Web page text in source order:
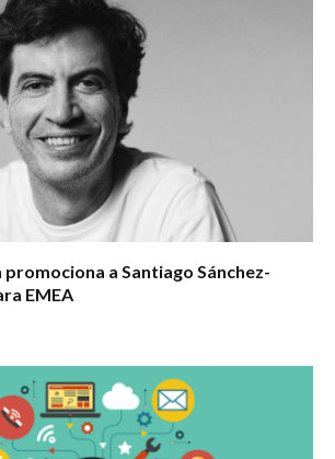
a Santiago Sánchez-
EMEA